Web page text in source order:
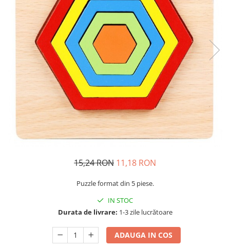
Usborne
15,24 RON 11,18 RON
Puzzle format din 5 piese.
IN STOC
Durata de livrare: 1-3 zile lucrătoare
ADAUGA IN COS